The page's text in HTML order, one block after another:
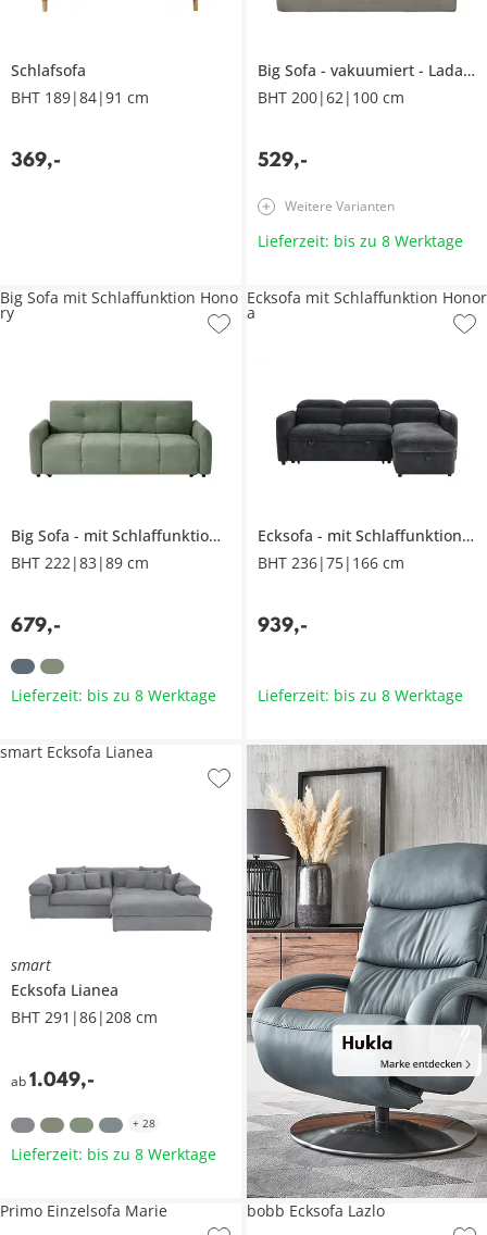
Schlafsofa
BHT 189|84|91 cm
369,-
Big Sofa vakuumiert
Ladanie
BHT 200|62|100 cm
529,-
Weitere Varianten
Lieferzeit: bis zu 8 Werktage
Big Sofa mit Schlaffunktion
Honory
BHT 222|83|89 cm
679,-
Big Sofa mit Schlaffunktion Hono
ry
Lieferzeit: bis zu 8 Werktage
Ecksofa mit Schlaffunktion
BHT 236|75|166 cm
939,-
Ecksofa mit Schlaffunktion Honor
a
Lieferzeit: bis zu 8 Werktage
smart
Ecksofa Lianea
BHT 291|86|208 cm
ab1.049,-
smart Ecksofa Lianea
+ 28
Lieferzeit: bis zu 8 Werktage
Primo Einzelsofa Marie bobb Ecksofa Lazlo